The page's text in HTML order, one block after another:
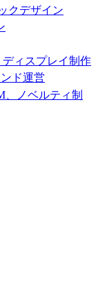
クデザイン
ディスプレイ制作
ド運営
、ノベルティ制